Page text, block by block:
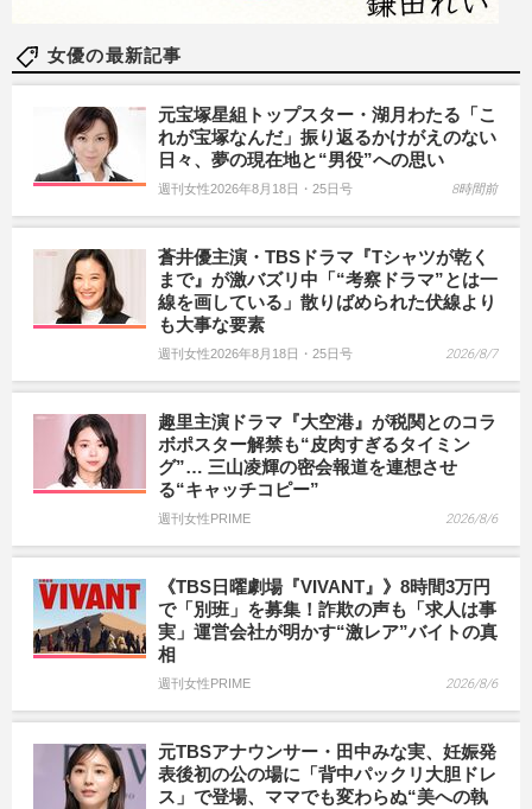
女優の最新記事
元宝塚星組トップスター・湖月わたる「こ
れが宝塚なんだ」振り返るかけがえのない
日々、夢の現在地と“男役”への思い
週刊女性2026年8月18日・25日号 8時間前
蒼井優主演・TBSドラマ『Tシャツが乾く
まで』が激バズリ中「“考察ドラマ”とは一
線を画している」散りばめられた伏線より
も大事な要素
週刊女性2026年8月18日・25日号 2026/8/7
趣里主演ドラマ『大空港』が税関とのコラ
ボポスター解禁も“皮肉すぎるタイミン
グ”… 三山凌輝の密会報道を連想させ
る“キャッチコピー”
週刊女性PRIME 2026/8/6
《TBS日曜劇場『VIVANT』》8時間3万円
で「別班」を募集！詐欺の声も「求人は事
実」運営会社が明かす“激レア”バイトの真
相
週刊女性PRIME 2026/8/6
元TBSアナウンサー・田中みな実、妊娠発
表後初の公の場に「背中パックリ大胆ドレ
ス」で登場、ママでも変わらぬ“美への執